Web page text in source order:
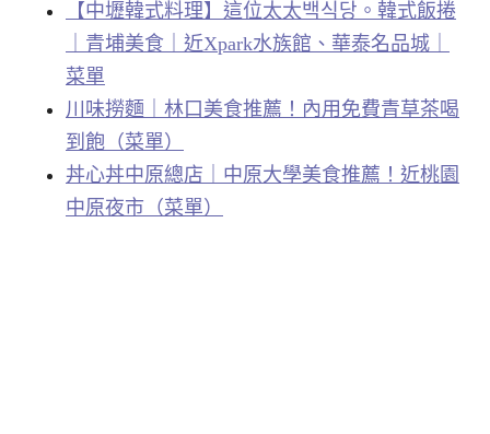
【中壢韓式料理】這位太太백식당。韓式飯捲
｜青埔美食｜近Xpark水族館、華泰名品城｜
菜單
川味撈麵｜林口美食推薦！內用免費青草茶喝
到飽（菜單）
丼心丼中原總店｜中原大學美食推薦！近桃園
中原夜市（菜單）